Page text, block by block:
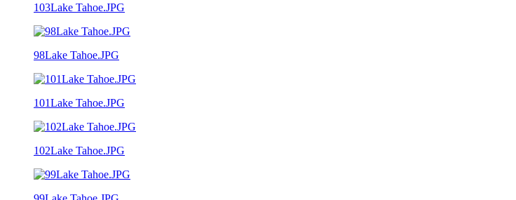
103Lake Tahoe.JPG
98Lake Tahoe.JPG
101Lake Tahoe.JPG
102Lake Tahoe.JPG